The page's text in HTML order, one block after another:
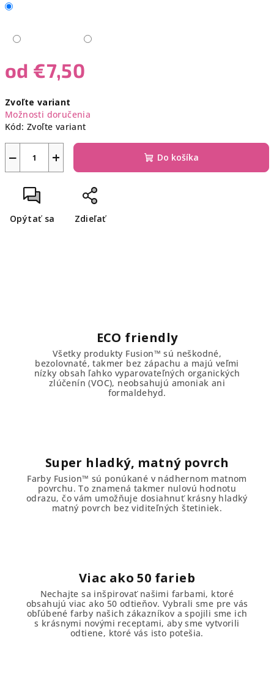
od €7,50
cena:
Zvoľte variant
Možnosti doručenia
Kód: Zvoľte variant
+
− Do košíka
Opýtať sa Zdieľať
ECO friendly
Všetky produkty Fusion™ sú neškodné,
bezolovnaté, takmer bez zápachu a majú veľmi
nízky obsah ľahko vyparovateľných organických
zlúčenín (VOC), neobsahujú amoniak ani
formaldehyd.
Super hladký, matný povrch
Farby Fusion™ sú ponúkané v nádhernom matnom
povrchu. To znamená takmer nulovú hodnotu
odrazu, čo vám umožňuje dosiahnuť krásny hladký
matný povrch bez viditeľných štetiniek.
Viac ako 50 farieb
Nechajte sa inšpirovať našimi farbami, ktoré
obsahujú viac ako 50 odtieňov. Vybrali sme pre vás
obľúbené farby našich zákazníkov a spojili sme ich
s krásnymi novými receptami, aby sme vytvorili
odtiene, ktoré vás isto potešia.